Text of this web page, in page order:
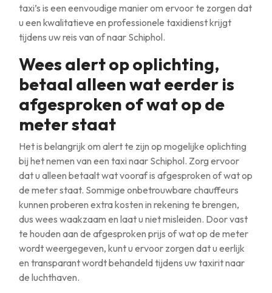
taxi’s is een eenvoudige manier om ervoor te zorgen dat
u een kwalitatieve en professionele taxidienst krijgt
tijdens uw reis van of naar Schiphol.
Wees alert op oplichting,
betaal alleen wat eerder is
afgesproken of wat op de
meter staat
Het is belangrijk om alert te zijn op mogelijke oplichting
bij het nemen van een taxi naar Schiphol. Zorg ervoor
dat u alleen betaalt wat vooraf is afgesproken of wat op
de meter staat. Sommige onbetrouwbare chauffeurs
kunnen proberen extra kosten in rekening te brengen,
dus wees waakzaam en laat u niet misleiden. Door vast
te houden aan de afgesproken prijs of wat op de meter
wordt weergegeven, kunt u ervoor zorgen dat u eerlijk
en transparant wordt behandeld tijdens uw taxirit naar
de luchthaven.